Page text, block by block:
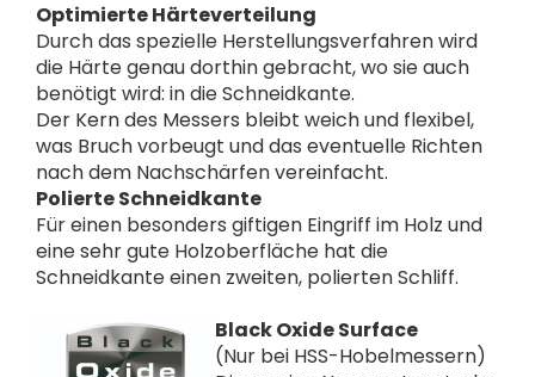
Optimierte Härteverteilung
Durch das spezielle Herstellungsverfahren wird
die Härte genau dorthin gebracht, wo sie auch
benötigt wird: in die Schneidkante.
Der Kern des Messers bleibt weich und flexibel,
was Bruch vorbeugt und das eventuelle Richten
nach dem Nachschärfen vereinfacht.
Polierte Schneidkante
Für einen besonders giftigen Eingriff im Holz und
eine sehr gute Holzoberfläche hat die
Schneidkante einen zweiten, polierten Schliff.
Black Oxide Surface
(Nur bei HSS-Hobelmessern)